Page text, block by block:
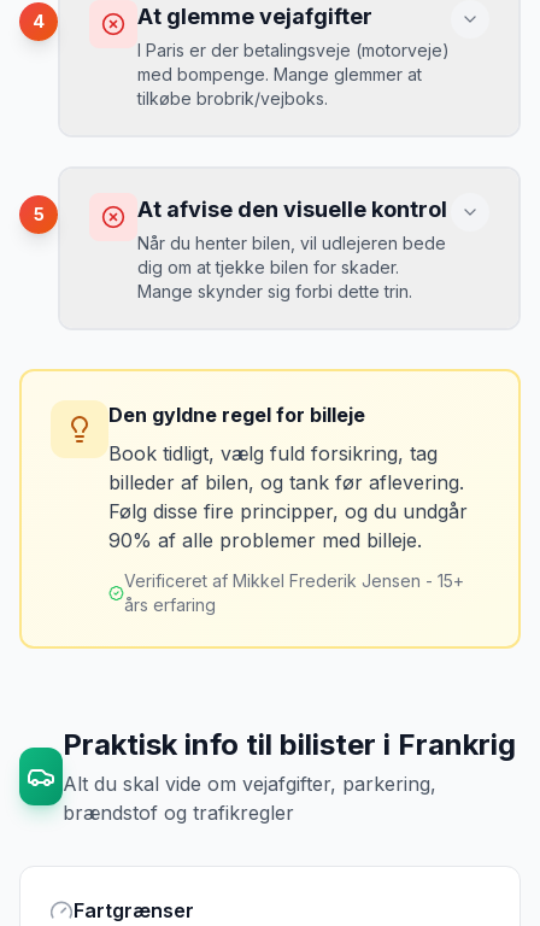
MJ
Mikkels erfaring September 2023
“En lille bule i døren kostede mig 8.000
kr. i selvrisiko. Siden har jeg altid
da udlejeren tager høje benzinpriser.
Løsning
4 At glemme vejafgifter
I Paris er der betalingsveje (motorveje)
med bompenge. Mange glemmer at
tilkøbe brobrik/vejboks.
Du risikerer at køre forkert for at undgå
bomveje, eller at betale med kontanter
ved hver bom (langsommere og dyrere).
uge og sparer tid og besvær.
5 At afvise den visuelle kontrol
Når du henter bilen, vil udlejeren bede
dig om at tjekke bilen for skader.
Mange skynder sig forbi dette trin.
var der før du fik bilen.
Tag billeder af ALLE ridser, buler og
skader - selv de mindste. Tag også
billeder af kilometerstanden og
brændstofmåleren.
vinkler ved afhentning. Det har reddet
mig fra falske skadeskrav to gange.”
Den gyldne regel for billeje
Book tidligt, vælg fuld forsikring, tag
billeder af bilen, og tank før aflevering.
Følg disse fire principper, og du undgår
90% af alle problemer med billeje.
Verificeret af Mikkel Frederik Jensen - 15+
års erfaring
Praktisk info til bilister i Frankrig
Alt du skal vide om vejafgifter, parkering,
brændstof og trafikregler
Fartgrænser